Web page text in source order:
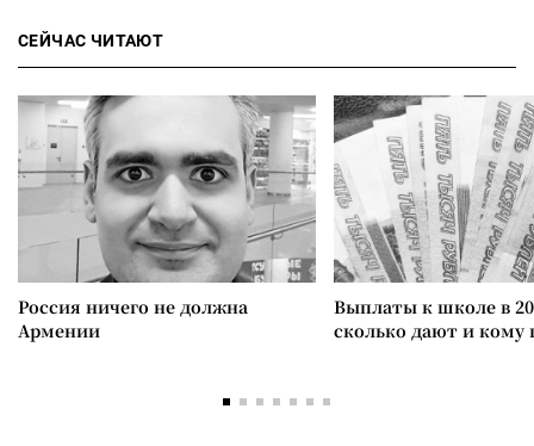
СЕЙЧАС ЧИТАЮТ
Россия ничего не должна
Армении
Выплаты к школе в
сколько дают и